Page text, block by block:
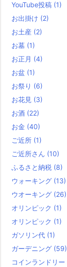
YouTube投稿 (1)
お出掛け (2)
お土産 (2)
お墓 (1)
お正月 (4)
お盆 (1)
お祭り (6)
お花見 (3)
お酒 (22)
お金 (40)
ご近所 (1)
ご近所さん (10)
ふるさと納税 (8)
ウォーキング (13)
ウオーキング (26)
オリンピック (1)
オリンピック (1)
ガソリン代 (1)
ガーデニング (59)
コインランドリー